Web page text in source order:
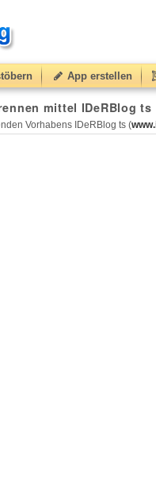
App erstellen
mittel IDeRBlog ts
Vorhabens IDeRBlog ts (